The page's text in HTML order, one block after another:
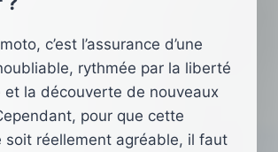
c’est l’assurance d’une
rythmée par la liberté
et la découverte de nouveaux
pour que cette
soit réellement agréable, il faut